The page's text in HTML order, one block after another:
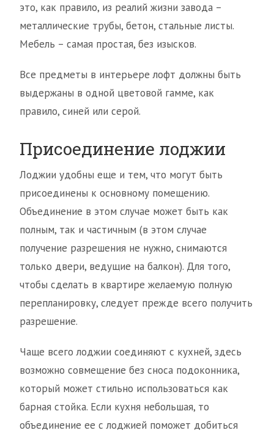
это, как правило, из реалий жизни завода –
металлические трубы, бетон, стальные листы.
Мебель – самая простая, без изысков.
Все предметы в интерьере лофт должны быть
выдержаны в одной цветовой гамме, как
правило, синей или серой.
Присоединение лоджии
Лоджии удобны еще и тем, что могут быть
присоединены к основному помещению.
Объединение в этом случае может быть как
полным, так и частичным (в этом случае
получение разрешения не нужно, снимаются
только двери, ведущие на балкон). Для того,
чтобы сделать в квартире желаемую полную
перепланировку, следует прежде всего получить
разрешение.
Чаще всего лоджии соединяют с кухней, здесь
возможно совмещение без сноса подоконника,
который может стильно использоваться как
барная стойка. Если кухня небольшая, то
объединение ее с лоджией поможет добиться